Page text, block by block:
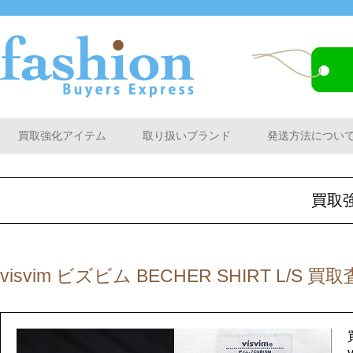
買取強化アイテム 取り扱いブランド 発送方法につい
買取
visvim ビズビム BECHER SHIRT L/S 買取